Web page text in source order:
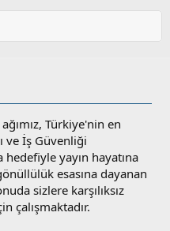
Türkiye'nin en
ve İş Güvenliği
yayın hayatına
esasına dayanan
sizlere karşılıksız
çalışmaktadır.